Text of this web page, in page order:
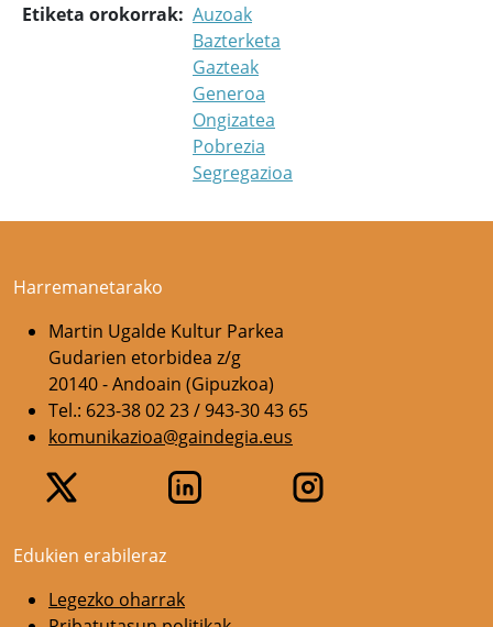
Etiketa orokorrak Auzoak
Bazterketa
Gazteak
Generoa
Ongizatea
Pobrezia
Segregazioa
Harremanetarako
Martin Ugalde Kultur Parkea
Gudarien etorbidea z/g
20140 - Andoain (Gipuzkoa)
Tel.: 623-38 02 23 / 943-30 43 65
komunikazioa@gaindegia.eus
Edukien erabileraz
Legezko oharrak